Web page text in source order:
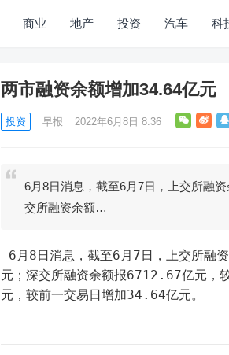
商业 地产 投资 汽车 科
两市融资余额增加34.64亿元
投资 早报 2022年6月8日 8:36
6月8日消息，截至6月7日，上交所融
交所融资余额…
元；深交所融资余额报6712.67亿元
元，较前一交易日增加34.64亿元。